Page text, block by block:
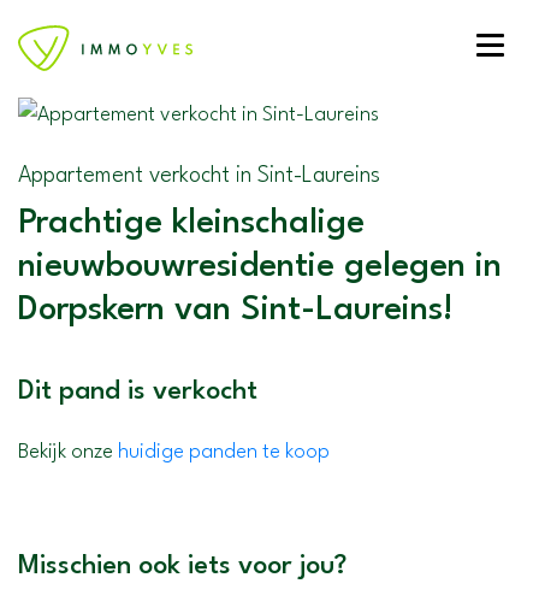
Prachtige kleinschalige
nieuwbouwresidentie gelegen in
Dorpskern van Sint-Laureins!
Appartement verkocht in Sint-Laureins
Dit pand is verkocht
Bekijk onze huidige panden te koop
Misschien ook iets voor jou?